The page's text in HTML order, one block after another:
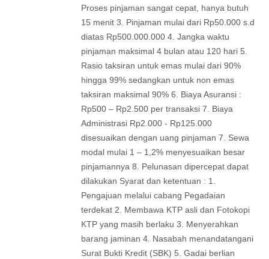
Proses pinjaman sangat cepat, hanya butuh
15 menit 3. Pinjaman mulai dari Rp50.000 s.d
diatas Rp500.000.000 4. Jangka waktu
pinjaman maksimal 4 bulan atau 120 hari 5.
Rasio taksiran untuk emas mulai dari 90%
hingga 99% sedangkan untuk non emas
taksiran maksimal 90% 6. Biaya Asuransi :
Rp500 – Rp2.500 per transaksi 7. Biaya
Administrasi Rp2.000 - Rp125.000
disesuaikan dengan uang pinjaman 7. Sewa
modal mulai 1 – 1,2% menyesuaikan besar
pinjamannya 8. Pelunasan dipercepat dapat
dilakukan Syarat dan ketentuan : 1.
Pengajuan melalui cabang Pegadaian
terdekat 2. Membawa KTP asli dan Fotokopi
KTP yang masih berlaku 3. Menyerahkan
barang jaminan 4. Nasabah menandatangani
Surat Bukti Kredit (SBK) 5. Gadai berlian